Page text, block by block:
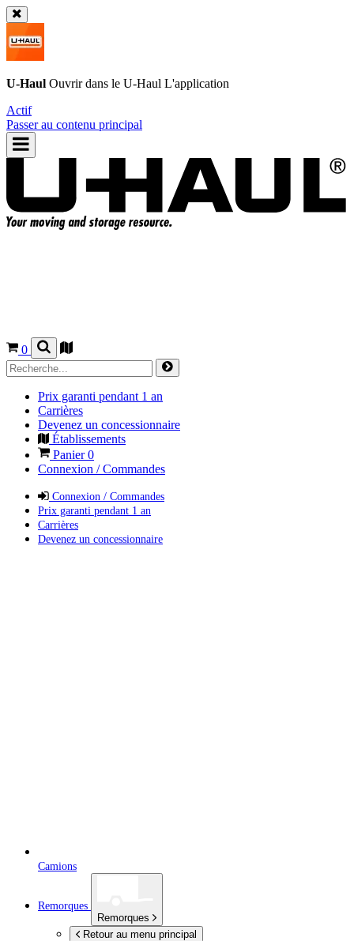
U-Haul Ouvrir dans le U-Haul L'application
Actif
Passer au contenu principal
0
Prix garanti pendant 1 an
Carrières
Devenez un concessionnaire
Établissements
Panier0
Connexion / Commandes
Connexion / Commandes
Prix garanti pendant 1 an
Carrières
Devenez un concessionnaire
Camions
Remorques
Remorques
Retour au menu principal